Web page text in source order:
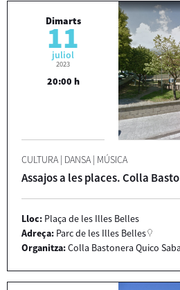
Dimarts
11
juliol
2023
20:00 h
CULTURA | DANSA | MÚSICA
Assajos a les places. Colla
Lloc: Plaça de les Illes Belles
Adreça: Parc de les Illes Belles
Organitza:Colla Bastonera Quico